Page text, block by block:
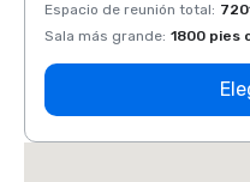
Espacio de reunión total:
Sala más grande: 1800 pies